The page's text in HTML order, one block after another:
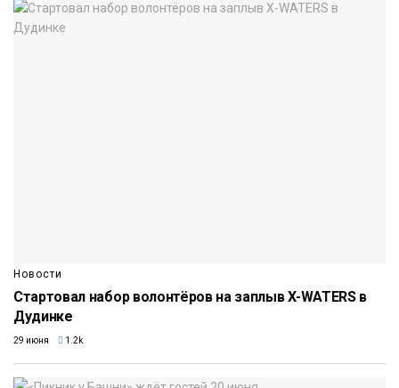
Новости
Стартовал набор волонтёров на заплыв X-WATERS в
Дудинке
29 июня 1.2k